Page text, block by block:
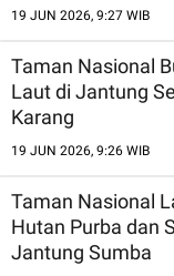
19 JUN 2026, 9:27 WIB
Taman Nasional
Laut di Jantung
Karang
19 JUN 2026, 9:26 WIB
Taman Nasional
Hutan Purba dan
Jantung Sumba